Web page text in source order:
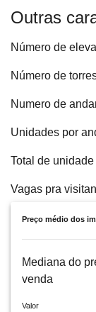
Outras
Número de
Número de
Numero de
Unidades por
Total de unidade
Vagas pra
Preço médio dos
Mediana do
venda
Valor